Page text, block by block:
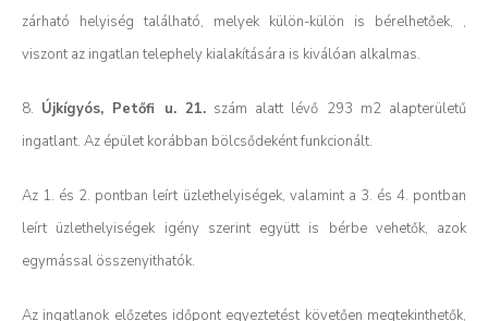
zárható helyiség található, melyek külön-külön is bérelhetőek, ,
viszont az ingatlan telephely kialakítására is kiválóan alkalmas.
8. Újkígyós, Petőfi u. 21.szám alatt lévő 293 m2 alapterületű
ingatlant. Az épület korábban bölcsődeként funkcionált.
Az 1. és 2. pontban leírt üzlethelyiségek, valamint a 3. és 4. pontban
leírt üzlethelyiségek igény szerint együtt is bérbe vehetők, azok
egymással összenyithatók.
Az ingatlanok előzetes időpont egyeztetést követően megtekinthetők,